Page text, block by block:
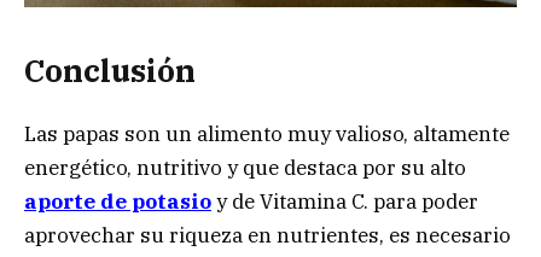
Conclusión
Las papas son un alimento muy valioso, altamente
energético, nutritivo y que destaca por su alto
aporte de potasioy de Vitamina C. para poder
aprovechar su riqueza en nutrientes, es necesario